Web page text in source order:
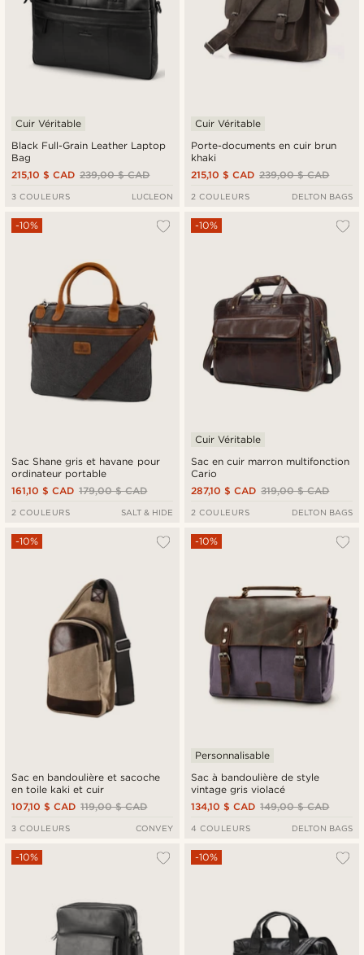
Black Full-Grain Leather Laptop
Bag
Cuir Véritable
239,00 $ CAD
215,10 $ CAD
3 COULEURS LUCLEON
Porte-documents en cuir brun
khaki
Cuir Véritable
239,00 $ CAD
215,10 $ CAD
2 COULEURS DELTON BAGS
Sac Shane gris et havane pour
ordinateur portable
-10%
179,00 $ CAD
161,10 $ CAD
2 COULEURS SALT & HIDE
Sac en cuir marron multifonction
Cario
-10%
Cuir Véritable
319,00 $ CAD
287,10 $ CAD
2 COULEURS DELTON BAGS
Sac en bandoulière et sacoche
en toile kaki et cuir
-10%
119,00 $ CAD
107,10 $ CAD
3 COULEURS CONVEY
Sac à bandoulière de style
vintage gris violacé
-10%
Personnalisable
149,00 $ CAD
134,10 $ CAD
4 COULEURS DELTON BAGS
-10% -10%